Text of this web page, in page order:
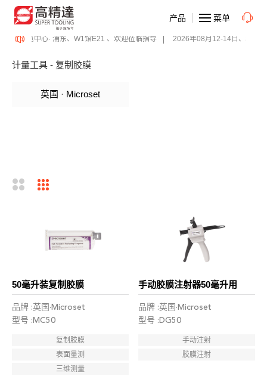
际博览中心· 浦东、W1馆E21 、欢迎莅临指导 2026年08月12-14日、
产品 菜单
计量工具 - 复制胶膜
英国 · Microset
50毫升装复制胶膜
品牌 :英国·Microset
型号 :MC50
复制胶膜
表面量测
三维测量
手动胶膜注射器50毫升用
品牌 :英国·Microset
型号 :DG50
手动注射
胶膜注射